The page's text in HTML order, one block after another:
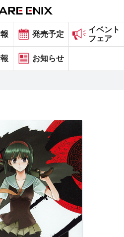
イトメニュー
採用情報
検索
発売予定
イベント
フェア
お知らせ